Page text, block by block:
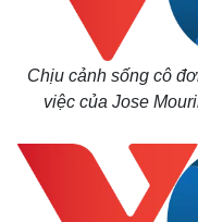
Chịu cảnh sống cô
việc của Jose